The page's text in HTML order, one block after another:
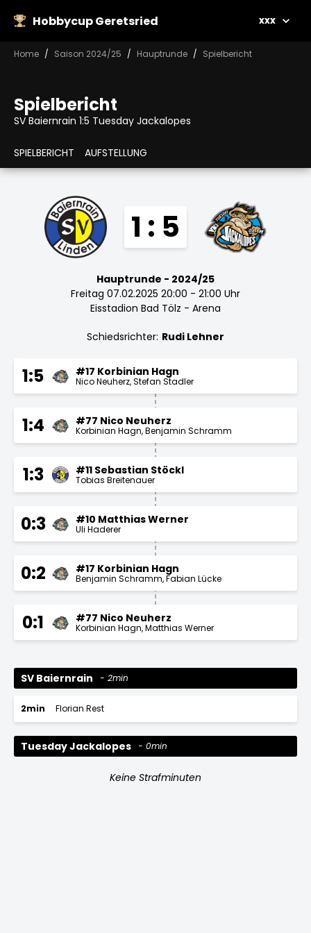
Hobbycup Geretsried xxx
Home Saison 2024/25 Hauptrunde Spielbericht
Spielbericht
SV Baiernrain 1:5 Tuesday Jackalopes
SPIELBERICHT AUFSTELLUNG
1 : 5
Hauptrunde - 2024/25
Freitag 07.02.2025 20:00 - 21:00 Uhr
Eisstadion Bad Tölz - Arena
Schiedsrichter: Rudi Lehner
1:5 #17 Korbinian Hagn
Nico Neuherz Stefan Stadler
1:4 #77 Nico Neuherz
Korbinian Hagn Benjamin Schramm
1:3 #11 Sebastian Stöckl
Tobias Breitenauer
0:3 #10 Matthias Werner
Uli Haderer
0:2 #17 Korbinian Hagn
Benjamin Schramm Fabian Lücke
0:1 #77 Nico Neuherz
Korbinian Hagn Matthias Werner
SV Baiernrain 2min
2min Florian Rest
Tuesday Jackalopes 0min
Keine Strafminuten